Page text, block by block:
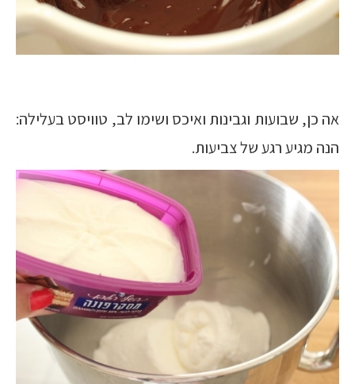
אה כן, שבועות וגבינות ואיכס ושימו לב, טוויסט בעלילה:
הנה מגיע רגע של צביעות.